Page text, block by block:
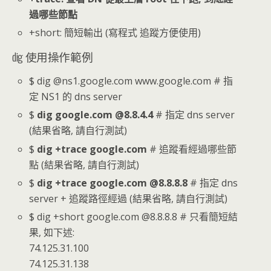
過哪些節點
+short: 簡短輸出 (寫程式 追蹤方便使用)
dig 使用操作範例
$ dig @ns1.google.com www.google.com # 指
定 NS1 的 dns server
$ dig google.com @8.8.4.4# 指定 dns server
(結果省略, 請自行測試)
$ dig +trace google.com # 追蹤看經過哪些節
點 (結果省略, 請自行測試)
$ dig +trace google.com @8.8.8.8 # 指定 dns
server + 追蹤路徑經過 (結果省略, 請自行測試)
$ dig +short google.com @8.8.8.8 # 只看簡短結
果, 如下述:
74.125.31.100
74.125.31.138